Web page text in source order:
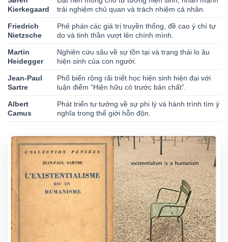
Kierkegaard
trải nghiệm chủ quan và trách nhiệm cá nhân.
Friedrich
Nietzsche
Phê phán các giá trị truyền thống, đề cao ý chí tự
do và tinh thần vượt lên chính mình.
Martin
Heidegger
Nghiên cứu sâu về sự tồn tại và trạng thái lo âu
hiện sinh của con người.
Jean-Paul
Sartre
Phổ biến rộng rãi triết học hiện sinh hiện đại với
luận điểm “Hiện hữu có trước bản chất”.
Albert
Camus
Phát triển tư tưởng về sự phi lý và hành trình tìm ý
nghĩa trong thế giới hỗn độn.